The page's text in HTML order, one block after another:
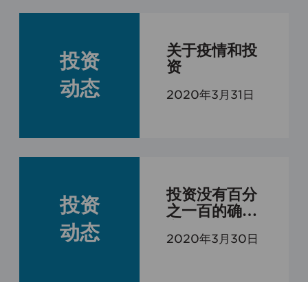
投资
动态
关于疫情和投
资
2020年3月31日
投资
动态
投资没有百分
之一百的确
需要承受最大
2020年3月30日